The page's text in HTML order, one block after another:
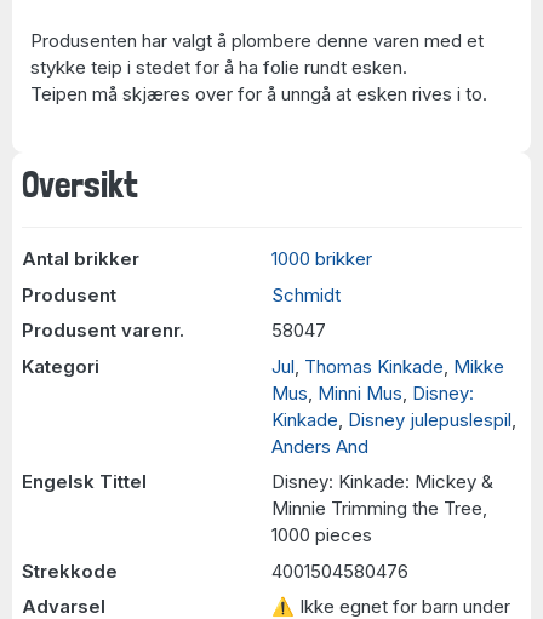
Oversikt
Antal brikker
1000 brikker
Produsent
Schmidt
Produsent varenr.
58047
Kategori
Jul Thomas Kinkade Mikke
Mus Minni Mus Disney:
Kinkade Disney julepuslespil
Anders And
Engelsk Tittel
Disney: Kinkade: Mickey &
Minnie Trimming the Tree,
1000 pieces
Strekkode
4001504580476
Advarsel
⚠ Ikke egnet for barn under
Produsenten har valgt å plombere denne varen med et
stykke teip i stedet for å ha folie rundt esken.
Teipen må skjæres over for å unngå at esken rives i to.